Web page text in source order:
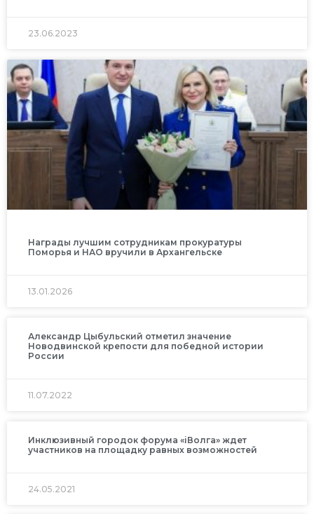
23.06.2023
Награды лучшим сотрудникам прокуратуры
Поморья и НАО вручили в Архангельске
13.01.2026
Александр Цыбульский отметил значение
Новодвинской крепости для победной истории
России
11.07.2022
Инклюзивный городок форума «iВолга» ждет
участников на площадку равных возможностей
24.05.2021